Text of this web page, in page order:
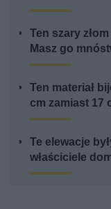
Ten szary
Masz go
Ten materiał
cm zamiast 17
Te elewacje
właściciele